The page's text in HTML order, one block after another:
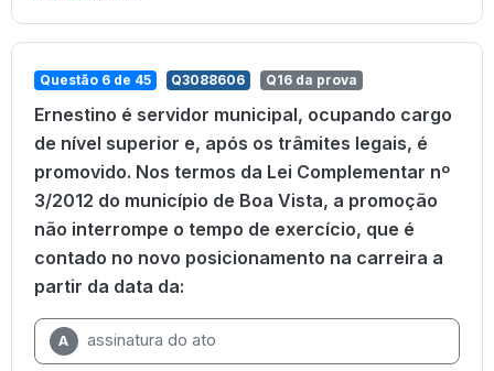
Questão 6 de 45 Q3088606 Q16 da prova
Ernestino é servidor municipal, ocupando cargo
de nível superior e, após os trâmites legais, é
promovido. Nos termos da Lei Complementar nº
3/2012 do município de Boa Vista, a promoção
não interrompe o tempo de exercício, que é
contado no novo posicionamento na carreira a
partir da data da:
A assinatura do ato